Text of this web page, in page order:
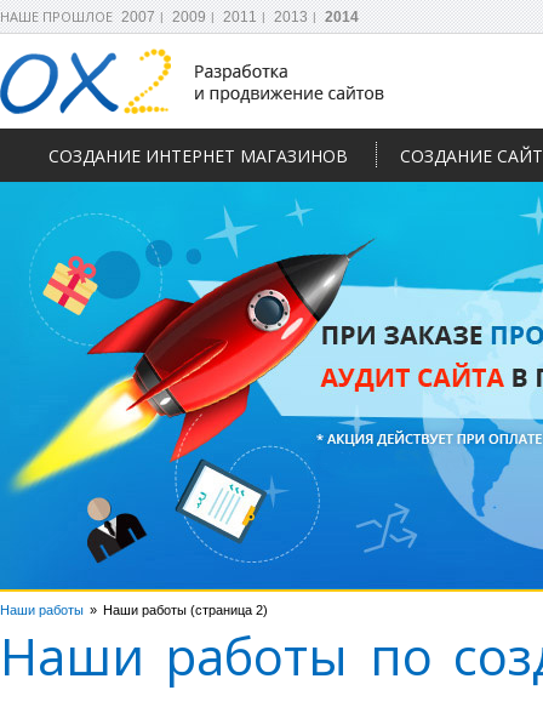
СОЗДАНИЕ ИНТЕРНЕТ МАГАЗИНОВ СОЗДАНИЕ
НАШЕ ПРОШЛОЕ 2007 2009 2011 2013 2014
Наши работы Наши работы (страница 2)
Наши работы по